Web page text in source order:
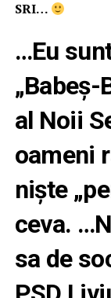
SRI…
…Eu
„Babeș-
al Noii
oameni
niște
ceva.
sa de